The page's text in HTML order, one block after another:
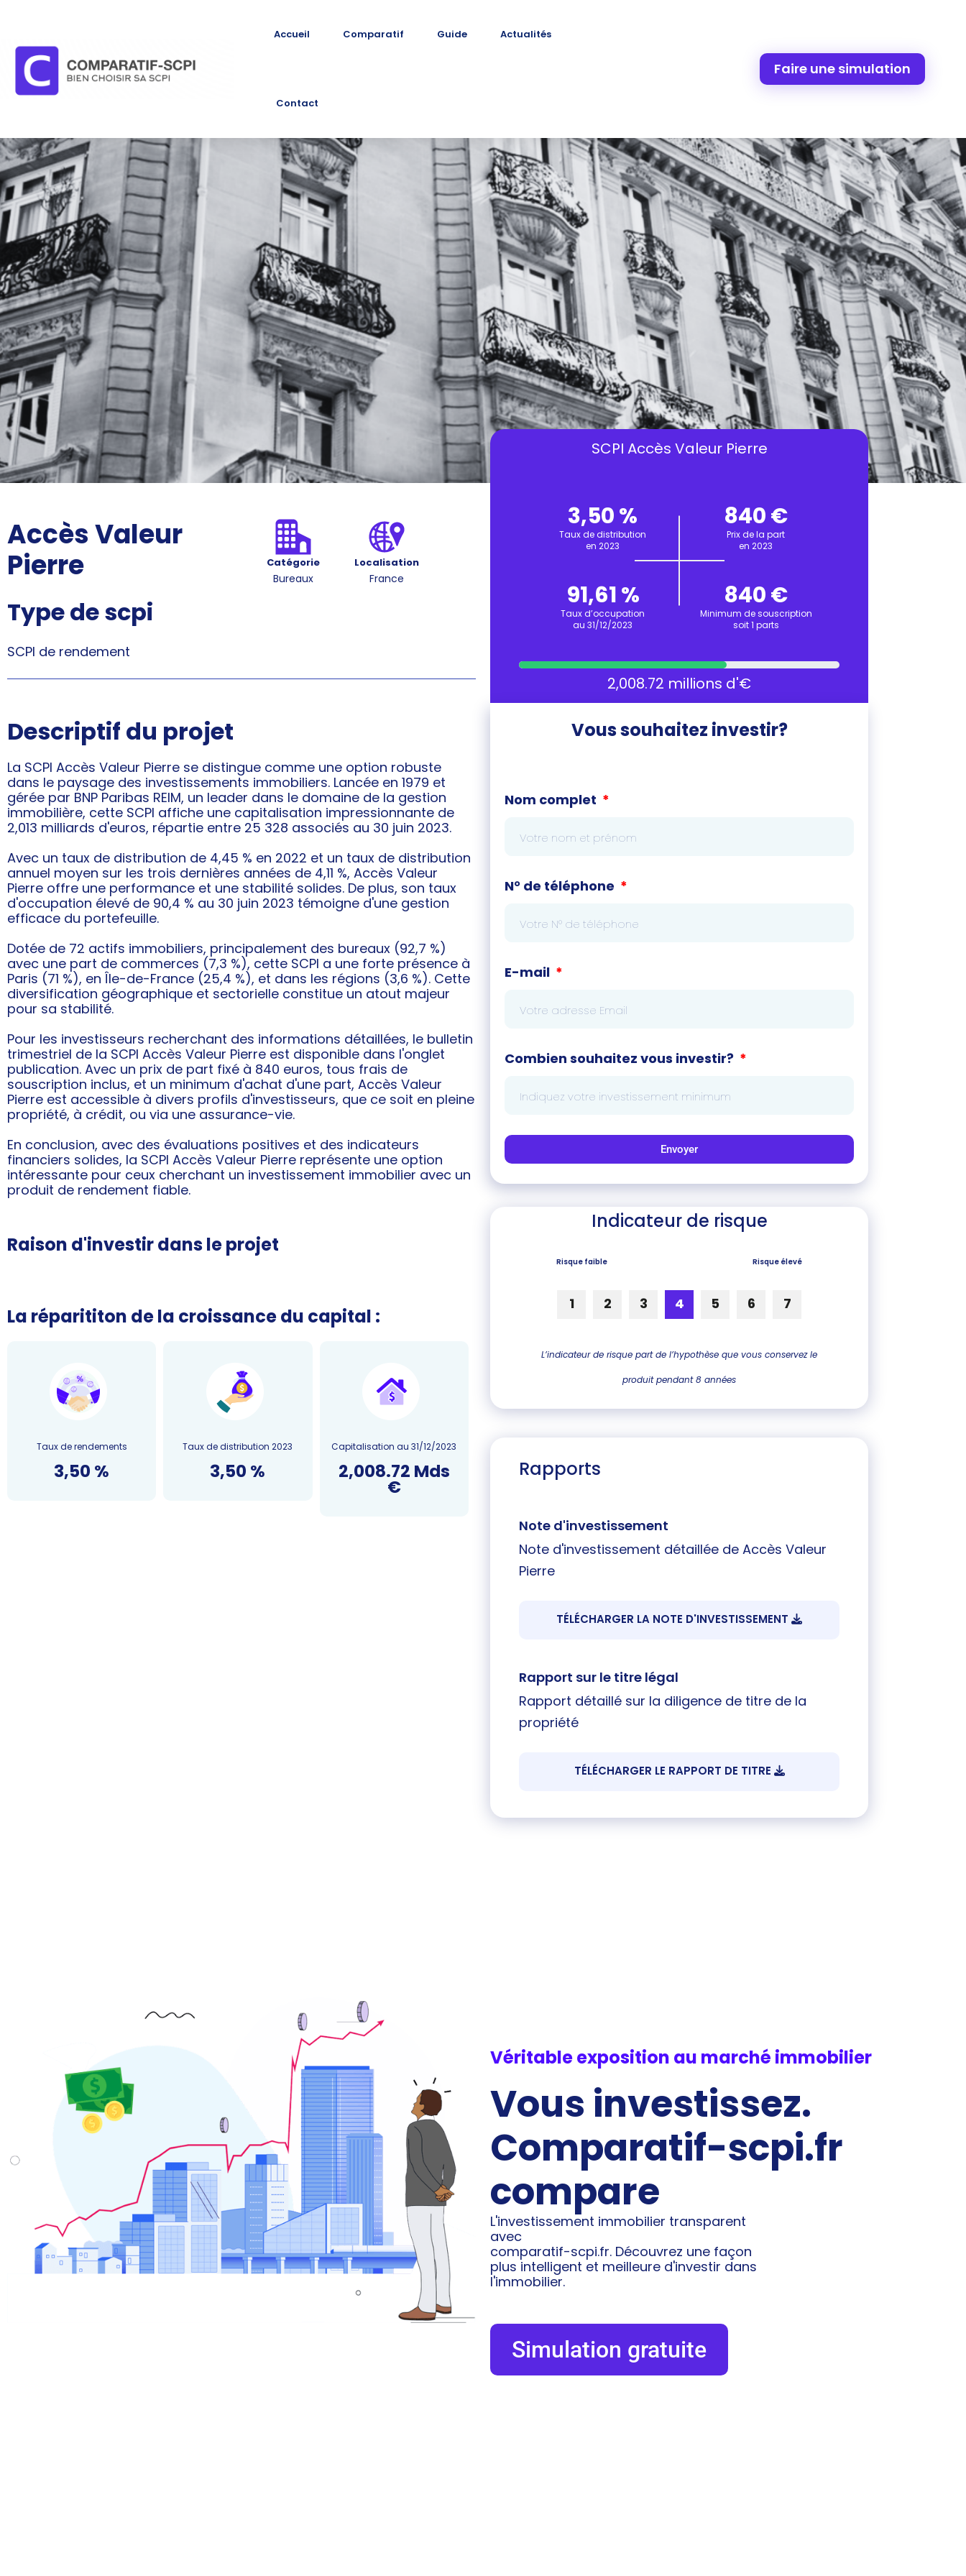
Accueil Comparatif Guide Actualités
Contact
Faire une simulation
Accès Valeur
Pierre
Catégorie
Bureaux
Localisation
France
Type de scpi
SCPI de rendement
Descriptif du projet
La SCPI Accès Valeur Pierre se distingue comme une option robuste
dans le paysage des investissements immobiliers. Lancée en 1979 et
gérée par BNP Paribas REIM, un leader dans le domaine de la gestion
immobilière, cette SCPI affiche une capitalisation impressionnante de
2,013 milliards d'euros, répartie entre 25 328 associés au 30 juin 2023.
Avec un taux de distribution de 4,45 % en 2022 et un taux de distribution
annuel moyen sur les trois dernières années de 4,11 %, Accès Valeur
Pierre offre une performance et une stabilité solides. De plus, son taux
d'occupation élevé de 90,4 % au 30 juin 2023 témoigne d'une gestion
efficace du portefeuille.
Dotée de 72 actifs immobiliers, principalement des bureaux (92,7 %)
avec une part de commerces (7,3 %), cette SCPI a une forte présence à
Paris (71 %), en Île-de-France (25,4 %), et dans les régions (3,6 %). Cette
diversification géographique et sectorielle constitue un atout majeur
pour sa stabilité.
Pour les investisseurs recherchant des informations détaillées, le bulletin
trimestriel de la SCPI Accès Valeur Pierre est disponible dans l'onglet
publication. Avec un prix de part fixé à 840 euros, tous frais de
souscription inclus, et un minimum d'achat d'une part, Accès Valeur
Pierre est accessible à divers profils d'investisseurs, que ce soit en pleine
propriété, à crédit, ou via une assurance-vie.
En conclusion, avec des évaluations positives et des indicateurs
financiers solides, la SCPI Accès Valeur Pierre représente une option
intéressante pour ceux cherchant un investissement immobilier avec un
produit de rendement fiable.
Raison d'investir dans le projet
La réparititon de la croissance du capital :
Taux de rendements
3,50 %
Taux de distribution 2023
3,50 %
Capitalisation au 31/12/2023
2,008.72 Mds
€
SCPI Accès Valeur Pierre
3,50 %
Taux de distribution
en 2023
840 €
Prix de la part
en 2023
91,61 %
Taux d’occupation
au 31/12/2023
840 €
Minimum de souscription
soit 1 parts
2,008.72 millions d'€
Vous souhaitez investir?
Nom complet
N° de téléphone
E-mail
Combien souhaitez vous investir?
Envoyer
Indicateur de risque
Risque faible Risque élevé
1 2 3 4 5 6 7
L’indicateur de risque part de l’hypothèse que vous conservez le
produit pendant 8 années
Rapports
Note d'investissement
Note d'investissement détaillée de Accès Valeur
Pierre
TÉLÉCHARGER LA NOTE D'INVESTISSEMENT
Rapport sur le titre légal
Rapport détaillé sur la diligence de titre de la
propriété
TÉLÉCHARGER LE RAPPORT DE TITRE
Véritable exposition au marché immobilier
Vous investissez.
Comparatif-scpi.fr
compare
L'investissement immobilier transparent
avec
comparatif-scpi.fr. Découvrez une façon
plus intelligent et meilleure d'investir dans
l'immobilier.
Simulation gratuite